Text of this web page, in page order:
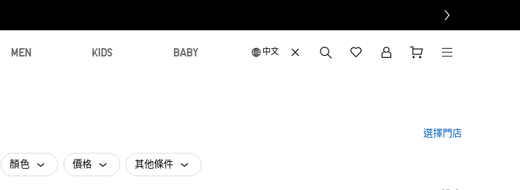
MEN KIDS BABY 中文
選擇門店
顏色 價格 其他條件